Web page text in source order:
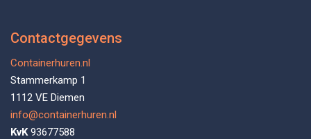
Contactgegevens
Containerhuren.nl
Stammerkamp 1
1112 VE Diemen
info@containerhuren.nl
KvK93677588